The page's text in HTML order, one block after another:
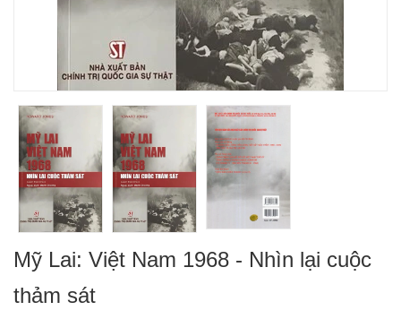
Mỹ Lai: Việt Nam 1968 - Nhìn lại cuộc
thảm sát